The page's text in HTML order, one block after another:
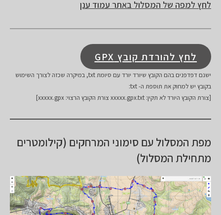
לחץ למפה של המסלול באתר עמוד ענן
לחץ להורדת קובץ GPX
ישנם דפדפנים בהם הקובץ שיורד יורד עם סיומת txt, במיקרה שכזה לצורך השימוש
בקובץ יש למחוק את תוספת ה- txt:
[צורת הקובץ היורד לא תקין: xxxxx.gpx.txt צורת הקובץ הרצוי: xxxxx.gpx]
מפת המסלול עם סימוני המרחקים (קילומטרים
מתחילת המסלול)